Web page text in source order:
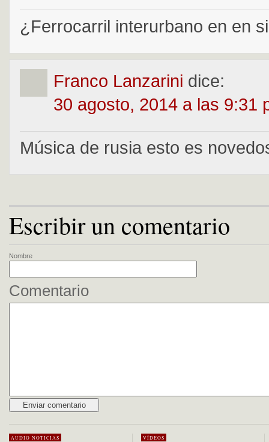
¿Ferrocarril interurbano en en
Franco Lanzarini dice:
30 agosto, 2014 a las 9:31
Música de rusia esto es
Escribir un comentario
Nombre
Comentario
AUDIO NOTICIAS VÍDEOS